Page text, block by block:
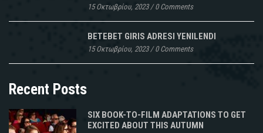
15 Οκτωβρίου, 2023/0 Comments
BETEBET GIRIS ADRESI YENILENDI
15 Οκτωβρίου, 2023/0 Comments
Recent Posts
SIX BOOK-TO-FILM ADAPTATIONS TO GET
EXCITED ABOUT THIS AUTUMN